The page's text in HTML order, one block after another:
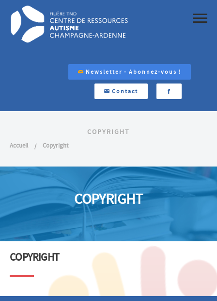
Newsletter - Abonnez-vous !
Contact
COPYRIGHT
Accueil Copyright
COPYRIGHT
COPYRIGHT